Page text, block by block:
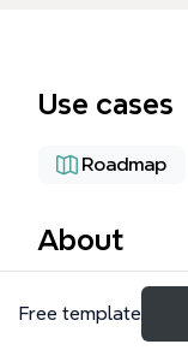
Use cases
Roadmap
About
ISOKONE-
Free template